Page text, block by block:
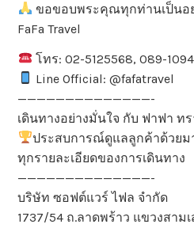
ขอขอบพระคุณทุกท่านเป็นอ
FaFa Travel
โทร: 02-5125568, 089-
Line Official: @fafatravel
——————————————-
เดินทางอย่างมั่นใจ กับ ฟาฟา ทร
ประสบการณ์ดูแลลูกค้าด้วย
ทุกรายละเอียดของการเดินทาง
——————————————-
บริษัท ซอฟต์แวร์ ไฟล จำกัด
1737/54 ถ.ลาดพร้าว แขวงสาม